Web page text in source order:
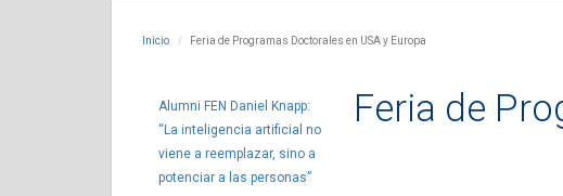
Inicio Feria de Programas Doctorales en USA y Europa
Alumni FEN Daniel Knapp:
“La inteligencia artificial no
viene a reemplazar, sino a
potenciar a las personas”
Feria de